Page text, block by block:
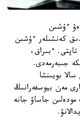
ءۇشىن
كەنشىلەر ءۇشىن
ءبىراق،
جىبەرمەدى.
بويىنشا
مەن بيوسفەرانىڭ
مودەلىن جاساۋ جانە